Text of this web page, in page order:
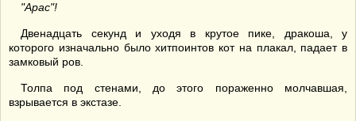
"Арас"!
Двенадцать секунд и уходя в крутое пике, дракоша, у
которого изначально было хитпоинтов кот на плакал, падает в
замковый ров.
Толпа под стенами, до этого пораженно молчавшая,
взрывается в экстазе.